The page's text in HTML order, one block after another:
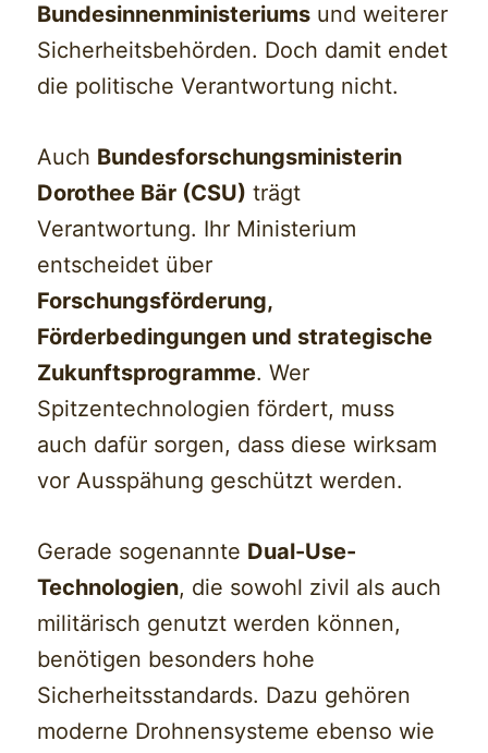
Bundesinnenministeriums und weiterer
Sicherheitsbehörden. Doch damit endet
die politische Verantwortung nicht.
Auch Bundesforschungsministerin
Dorothee Bär (CSU) trägt
Verantwortung. Ihr Ministerium
entscheidet über
Forschungsförderung,
Förderbedingungen und strategische
Zukunftsprogramme. Wer
Spitzentechnologien fördert, muss
auch dafür sorgen, dass diese wirksam
vor Ausspähung geschützt werden.
Gerade sogenannte Dual-Use-
Technologien, die sowohl zivil als auch
militärisch genutzt werden können,
benötigen besonders hohe
Sicherheitsstandards. Dazu gehören
moderne Drohnensysteme ebenso wie